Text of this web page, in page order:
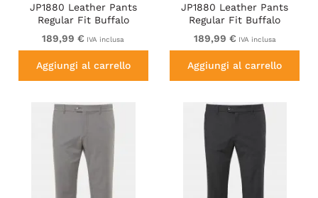
JP1880 Leather Pants
Regular Fit Buffalo
Nubuck Black
189,99 € IVA inclusa
Aggiungi al carrello
JP1880 Leather Pants
Regular Fit Buffalo
Nubuck Dark Brown
189,99 € IVA inclusa
Aggiungi al carrello